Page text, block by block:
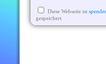
Diese Webseite ist
gespeichert.